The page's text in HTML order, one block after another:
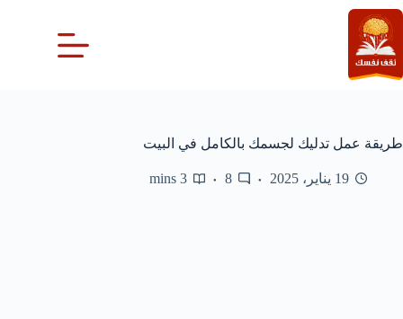
التجاوز
إلى
المحتوى
طريقة عمل تدليك لجسمك بالكامل في البيت
19 يناير، 2025 8
3 mins